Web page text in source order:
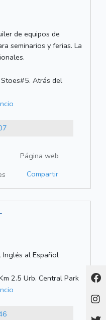
de equipos de
seminarios y ferias. La
Atrás del
Página web
Compartir
al Español
2.5 Urb. Central Park